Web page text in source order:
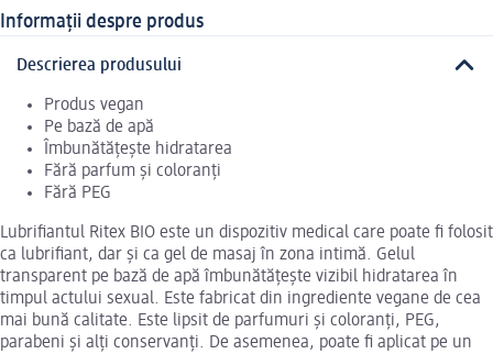
Informații despre produs
Descrierea produsului
Produs vegan
Pe bază de apă
Îmbunătățește hidratarea
Fără parfum și coloranți
Fără PEG
Lubrifiantul Ritex BIO este un dispozitiv medical care poate fi folosit
ca lubrifiant, dar și ca gel de masaj în zona intimă. Gelul
transparent pe bază de apă îmbunătățește vizibil hidratarea în
timpul actului sexual. Este fabricat din ingrediente vegane de cea
mai bună calitate. Este lipsit de parfumuri și coloranți, PEG,
parabeni și alți conservanți. De asemenea, poate fi aplicat pe un